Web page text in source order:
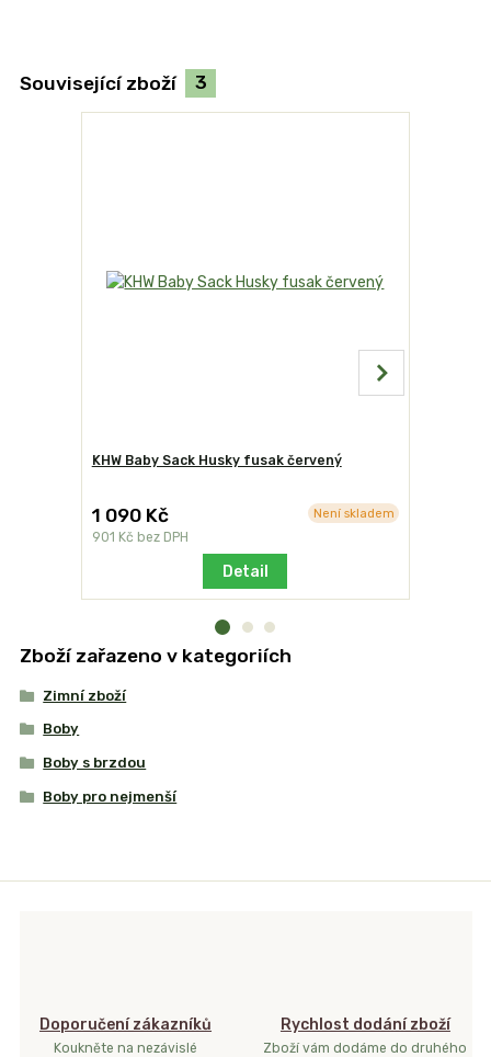
Související zboží 3
KHW Baby Sack Husky fusak červený
1 090 Kč
901 Kč bez DPH
Není skladem
Detail
Zboží zařazeno v kategoriích
Zimní zboží
Boby
Boby s brzdou
Boby pro nejmenší
Doporučení zákazníků
Koukněte na nezávislé
Rychlost dodání zboží
Zboží vám dodáme do druhého